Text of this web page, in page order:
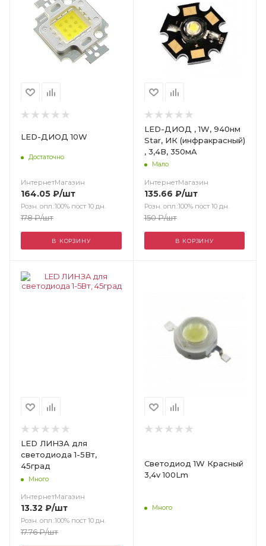
LED-ДИОД 10W
Достаточно
ИнтернетМагазин
164.05 ₽/шт
Розн. опл.:100% пост 10 дн.
178₽/шт
В КОРЗИНУ
LED-ДИОД , 1W, 940нм
Star, ИК (инфракрасный)
, 3,4В, 350мA
Мало
ИнтернетМагазин
135.66 ₽/шт
Розн. опл.:100% пост 10 дн.
150₽/шт
В КОРЗИНУ
LED ЛИНЗА для
светодиода 1-5Вт,
45град
Много
ИнтернетМагазин
13.32 ₽/шт
Розн. опл.:100% пост 10 дн.
17.76₽/шт
Цвет
Светодиод 1W Красный
3,4v 100Lm
Много